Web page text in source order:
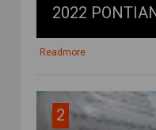
2022
Readmore
2